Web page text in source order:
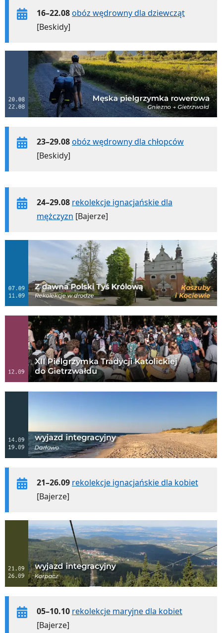
16–22.08obóz wędrowny dla dziewcząt
[Beskidy]
23–29.08obóz wędrowny dla chłopców
[Beskidy]
24–29.08 rekolekcje ignacjańskie dla
mężczyzn [Bajerze]
21–26.09 rekolekcje ignacjańskie dla kobiet
[Bajerze]
05–10.10 rekolekcje maryjne dla kobiet
[Bajerze]